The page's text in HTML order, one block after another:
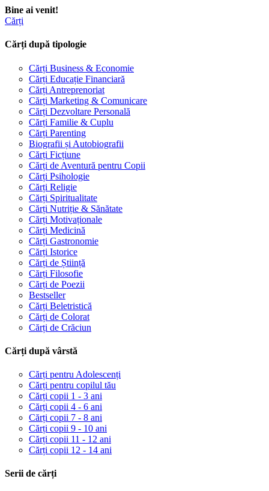
Bine ai venit!
Cărți
Cărți după tipologie
Cărți Business & Economie
Cărți Educație Financiară
Cărți Antreprenoriat
Cărți Marketing & Comunicare
Cărți Dezvoltare Personală
Cărți Familie & Cuplu
Cărți Parenting
Biografii și Autobiografii
Cărți Ficțiune
Cărți de Aventură pentru Copii
Cărți Psihologie
Cărți Religie
Cărți Spiritualitate
Cărți Nutriție & Sănătate
Cărți Motivaționale
Cărți Medicină
Cărți Gastronomie
Cărți Istorice
Cărți de Știință
Cărți Filosofie
Cărți de Poezii
Bestseller
Cărți Beletristică
Cărți de Colorat
Cărți de Crăciun
Cărți după vârstă
Cărți pentru Adolescenți
Cărți pentru copilul tău
Cărți copii 1 - 3 ani
Cărți copii 4 - 6 ani
Cărți copii 7 - 8 ani
Cărți copii 9 - 10 ani
Cărți copii 11 - 12 ani
Cărți copii 12 - 14 ani
Serii de cărți